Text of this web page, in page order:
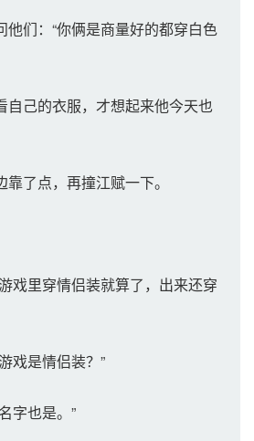
们：“你俩是商量好的都穿白色
己的衣服，才想起来他今天也
了点，再撞江赋一下。
戏里穿情侣装就算了，出来还穿
戏是情侣装？”
字也是。”